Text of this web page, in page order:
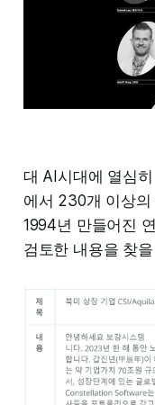
대 AI시대에 열심
에서 230개 이상의
1994년 만들어진
검토한 내용을 찾